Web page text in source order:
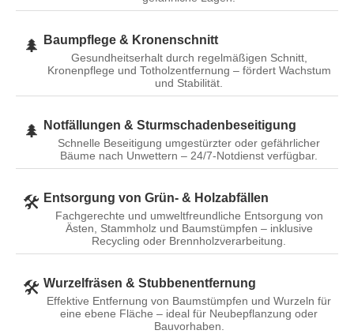
🌲 Baumpflege & Kronenschnitt
Gesundheitserhalt durch regelmäßigen Schnitt,
Kronenpflege und Totholzentfernung – fördert Wachstum
und Stabilität.
🌲 Notfällungen & Sturmschadenbeseitigung
Schnelle Beseitigung umgestürzter oder gefährlicher
Bäume nach Unwettern – 24/7-Notdienst verfügbar.
🛠️ Entsorgung von Grün- & Holzabfällen
Fachgerechte und umweltfreundliche Entsorgung von
Ästen, Stammholz und Baumstümpfen – inklusive
Recycling oder Brennholzverarbeitung.
🛠️ Wurzelfräsen & Stubbenentfernung
Effektive Entfernung von Baumstümpfen und Wurzeln für
eine ebene Fläche – ideal für Neubepflanzung oder
Bauvorhaben.